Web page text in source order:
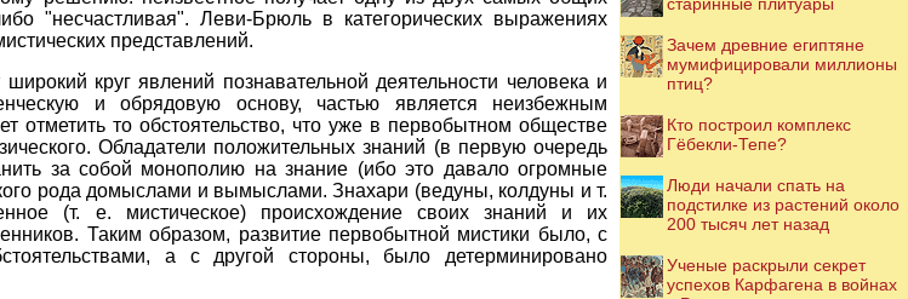
"несчастливая". Леви-Брюль в категорических выражениях
представлений.
круг явлений познавательной деятельности человека и
и обрядовую основу, частью является неизбежным
отметить то обстоятельство, что уже в первобытном обществе
Обладатели положительных знаний (в первую очередь
за собой монополию на знание (ибо это давало огромные
рода домыслами и вымыслами. Знахари (ведуны, колдуны и т.
(т. е. мистическое) происхождение своих знаний и их
Таким образом, развитие первобытной мистики было, с
а с другой стороны, было детерминировано
Зачем древние египтяне
мумифицировали миллионы
птиц?
Кто построил комплекс
Гёбекли-Тепе?
Люди начали спать на
подстилке из растений около
200 тысяч лет назад
Ученые раскрыли секрет
успехов Карфагена в войнах